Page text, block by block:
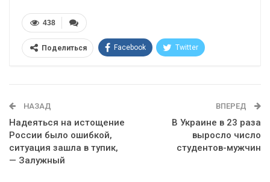
438
Поделиться Facebook Twitter
НАЗАД
Надеяться на истощение
России было ошибкой,
ситуация зашла в тупик,
— Залужный
ВПЕРЕД
В Украине в 23 раза
выросло число
студентов-мужчин